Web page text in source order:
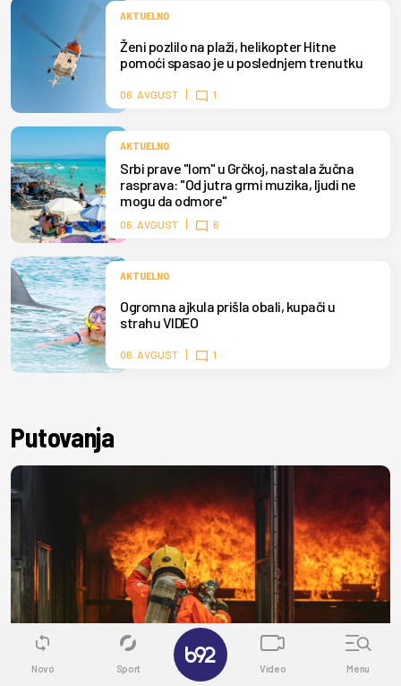
AKTUELNO
Ženi pozlilo na plaži, helikopter Hitne
pomoći spasao je u poslednjem trenutku
06. AVGUST 1
AKTUELNO
Srbi prave "lom" u Grčkoj, nastala žučna
rasprava: "Od jutra grmi muzika, ljudi ne
mogu da odmore"
06. AVGUST 6
AKTUELNO
Ogromna ajkula prišla obali, kupači u
strahu VIDEO
06. AVGUST 1
Putovanja
Novo Sport Video Menu
✕